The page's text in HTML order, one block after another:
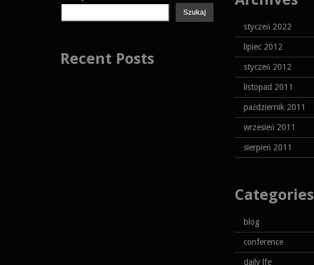
Szukaj
Recent Posts
styczeń 2022
lipiec 2012
styczeń 2012
listopad 2011
październik 2011
wrzesień 2011
sierpień 2011
Categories
blog
conference
daily lfe